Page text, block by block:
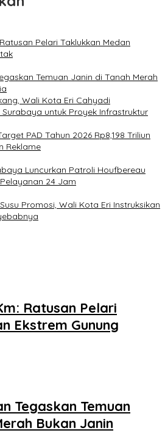
Pelari Taklukkan Medan
Temuan Janin di Tanah Merah
Wali Kota Eri Cahyadi
untuk Proyek Infrastruktur
PAD Tahun 2026 Rp8,198 Triliun
Reklame
Luncurkan Patroli Houfbereau
24 Jam
Promosi, Wali Kota Eri Instruksikan
Ratusan Pelari
Ekstrem Gunung
Tegaskan Temuan
Bukan Janin